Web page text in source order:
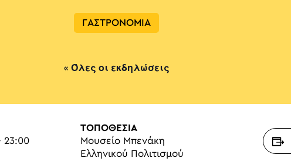
ΓΑΣΤΡΟΝΟΜΙΑ
« Όλες οι εκδηλώσεις
23:00
ΤΟΠΟΘΕΣΙΑ
Μουσείο Μπενάκη
Ελληνικού Πολιτισμού